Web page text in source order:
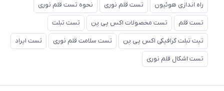
راه اندازی هوئیون تست قلم نوری نحوه تست قلم نوری
تست قلم تست محصولات اکس پی پن تست تبلت
تیت تبلت گرافیکی اکس پی پن تست سلامت قلم نوری تست ایراد
تست اشکال قلم نوری